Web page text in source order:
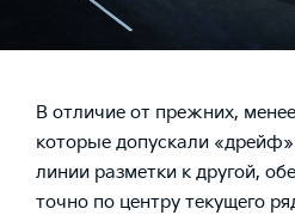
В отличие от прежних,
которые допускали
линии разметки к другой,
точно по центру текущего